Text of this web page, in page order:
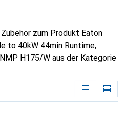
zum Produkt Eaton
to 40kW 44min Runtime,
H175/W aus der Kategorie